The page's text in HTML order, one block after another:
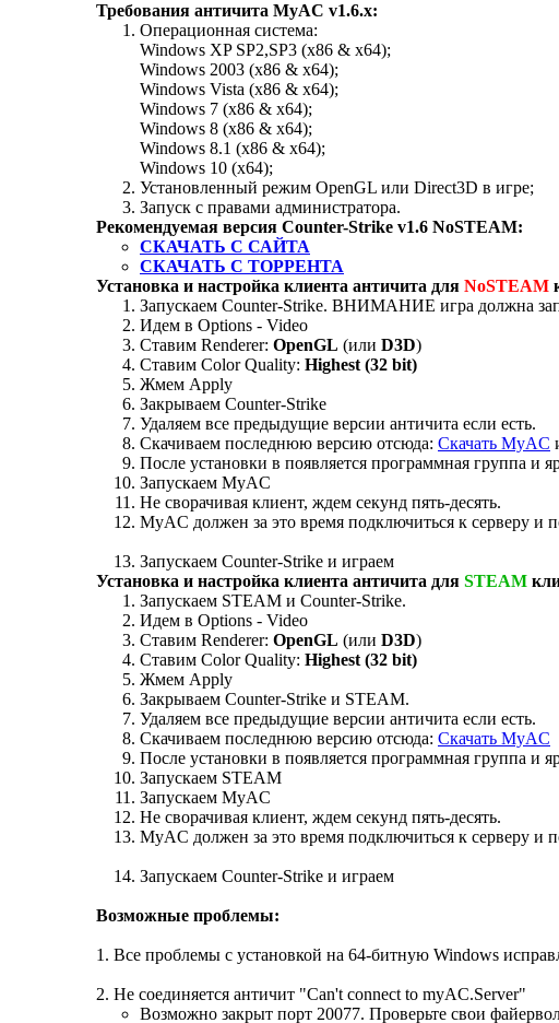
Требования античита MyAC v1.6.x:
Операционная система:
Windows XP SP2,SP3 (x86 & x64);
Windows 2003 (x86 & x64);
Windows Vista (x86 & x64);
Windows 7 (x86 & x64);
Windows 8 (x86 & x64);
Windows 8.1 (x86 & x64);
Windows 10 (x64);
Установленный режим OpenGL или Direct3D в игре;
Запуск с правами администратора.
Рекомендуемая версия Counter-Strike v1.6 NoSTEAM:
СКАЧАТЬ С САЙТА
СКАЧАТЬ С ТОРРЕНТА
Установка и настройка клиента античита для NoSTEAM
Запускаем Counter-Strike. ВНИМАНИЕ игра должна
Идем в Options - Video
Ставим Renderer: OpenGL (или D3D)
Ставим Color Quality: Highest (32 bit)
Жмем Apply
Закрываем Counter-Strike
Удаляем все предыдущие версии античита если есть.
Скачиваем последнюю версию отсюда: Скачать MyAC
После установки в появляется программная группа и
Запускаем MyAC
Не сворачивая клиент, ждем секунд пять-десять.
MyAC должен за это время подключиться к серверу и
Запускаем Counter-Strike и играем
Установка и настройка клиента античита для STEAM
Запускаем STEAM и Counter-Strike.
Идем в Options - Video
Ставим Renderer: OpenGL (или D3D)
Ставим Color Quality: Highest (32 bit)
Жмем Apply
Закрываем Counter-Strike и STEAM.
Удаляем все предыдущие версии античита если есть.
Скачиваем последнюю версию отсюда: Скачать MyAC
После установки в появляется программная группа и
Запускаем STEAM
Запускаем MyAC
Не сворачивая клиент, ждем секунд пять-десять.
MyAC должен за это время подключиться к серверу и
Запускаем Counter-Strike и играем
Возможные проблемы:
1. Все проблемы с установкой на 64-битную Windows
2. Не соединяется античит "Can't connect to myAC.Server"
Возможно закрыт порт 20077. Проверьте свои